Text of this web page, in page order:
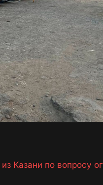
из Казани по вопросу